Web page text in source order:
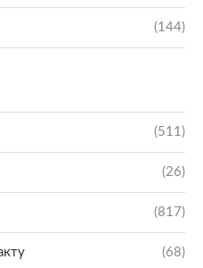
(144)
(511)
(26)
(817)
(68)